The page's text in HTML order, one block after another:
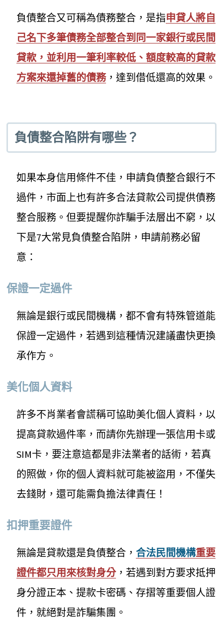
負債整合又可稱為債務整合，是指申貸人將自
己名下多筆債務全部整合到同一家銀行或民間
貸款，並利用一筆利率較低、額度較高的貸款
方案來還掉舊的債務，達到借低還高的效果。
負債整合陷阱有哪些？
如果本身信用條件不佳，申請負債整合銀行不
過件，市面上也有許多合法貸款公司提供債務
整合服務。但要提醒你詐騙手法層出不窮，以
下是7大常見負債整合陷阱，申請前務必留
意：
保證一定過件
無論是銀行或民間機構，都不會有特殊管道能
保證一定過件，若遇到這種情況建議盡快更換
承作方。
美化個人資料
許多不肖業者會謊稱可協助美化個人資料，以
提高貸款過件率，而請你先辦理一張信用卡或
SIM卡，要注意這都是非法業者的話術，若真
的照做，你的個人資料就可能被盜用，不僅失
去錢財，還可能需負擔法律責任！
扣押重要證件
無論是貸款還是負債整合，合法民間機構重要
證件都只用來核對身分，若遇到對方要求抵押
身分證正本、提款卡密碼、存摺等重要個人證
件，就絕對是詐騙集團。